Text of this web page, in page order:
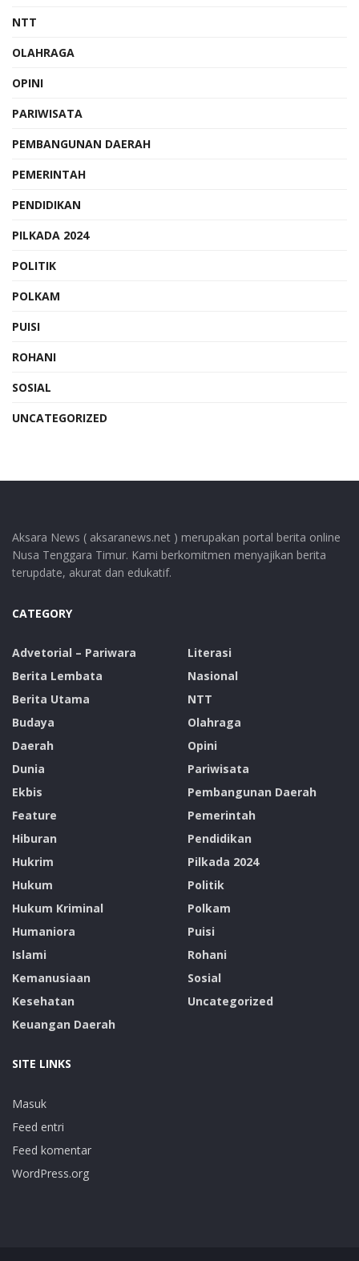
NTT
OLAHRAGA
OPINI
PARIWISATA
PEMBANGUNAN DAERAH
PEMERINTAH
PENDIDIKAN
PILKADA 2024
POLITIK
POLKAM
PUISI
ROHANI
SOSIAL
UNCATEGORIZED
Aksara News ( aksaranews.net ) merupakan portal berita online
Nusa Tenggara Timur. Kami berkomitmen menyajikan berita
terupdate, akurat dan edukatif.
CATEGORY
Advetorial – Pariwara
Berita Lembata
Berita Utama
Budaya
Daerah
Dunia
Ekbis
Feature
Hiburan
Hukrim
Hukum
Hukum Kriminal
Humaniora
Islami
Kemanusiaan
Kesehatan
Keuangan Daerah
Literasi
Nasional
NTT
Olahraga
Opini
Pariwisata
Pembangunan Daerah
Pemerintah
Pendidikan
Pilkada 2024
Politik
Polkam
Puisi
Rohani
Sosial
Uncategorized
SITE LINKS
Masuk
Feed entri
Feed komentar
WordPress.org